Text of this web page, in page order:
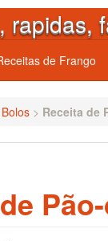
rapidas,
de Frango
Bolos > Receita de